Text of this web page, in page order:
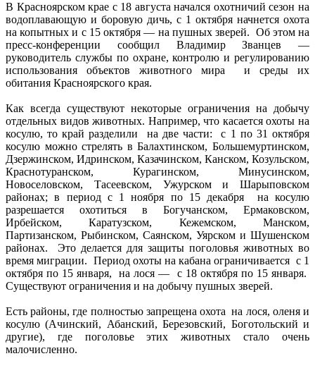
В Красноярском крае с 18 августа начался охотничий сезон на
водоплавающую и боровую дичь, с 1 октября начнется охота
на копытных и с 15 октября — на пушных зверей. Об этом на
пресс-конференции сообщил Владимир Званцев —
руководитель службы по охране, контролю и регулированию
использования объектов животного мира и среды их
обитания Красноярского края.
Как всегда существуют некоторые ограничения на добычу
отдельных видов животных. Например, что касается охоты на
косулю, то край разделили на две части: с 1 по 31 октября
косулю можно стрелять в Балахтинском, Большемуртинском,
Дзержинском, Идринском, Казачинском, Канском, Козульском,
Краснотуранском, Курагинском, Минусинском,
Новоселовском, Тасеевском, Ужурском и Шарыповском
районах; в период с 1 ноября по 15 декабря на косулю
разрешается охотиться в Богучанском, Ермаковском,
Ирбейском, Каратузском, Кежемском, Манском,
Партизанском, Рыбинском, Саянском, Уярском и Шушенском
районах. Это делается для защиты поголовья животных во
время миграции. Период охоты на кабана ограничивается с 1
октября по 15 января, на лося — с 18 октября по 15 января.
Существуют ограничения и на добычу пушных зверей.
Есть районы, где полностью запрещена охота на лося, оленя и
косулю (Ачинский, Абанский, Березовский, Боготольский и
другие), где поголовье этих животных стало очень
малочисленно.